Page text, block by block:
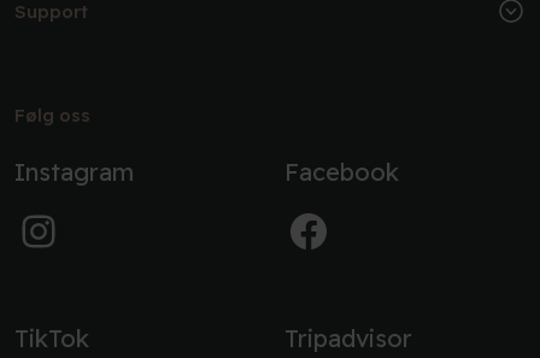
Support
Følg oss
Instagram Facebook
TikTok Tripadvisor